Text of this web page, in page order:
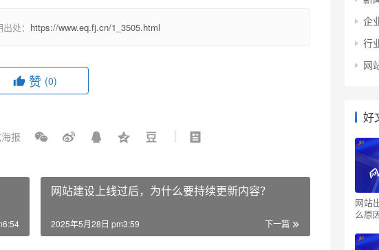
处： https://www.eq.fj.cn/1_3505.html
赞 (0)
报
网站建设上线过后，为什么要持续更新内容？
下一篇
2025年5月28日 pm3:59
企
行
网
好
网站
么原